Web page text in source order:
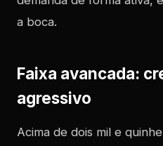
a boca.
Faixa avancada:
agressivo
Acima de dois mil e